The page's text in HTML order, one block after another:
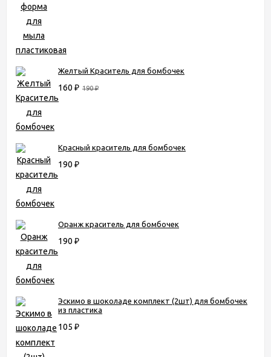
Желтый Краситель для бомбочек
160 ₽ 190₽
Красный краситель для бомбочек
190 ₽
Оранж краситель для бомбочек
190 ₽
Эскимо в шоколаде комплект (2шт) для бомбочек
из пластика
105 ₽